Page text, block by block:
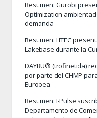
Resumen: Gurobi
Optimization
demanda
Resumen: HTEC
Lakebase durante la
DAYBU® (trofinetida)
por parte del CHMP
Europea
Resumen: I-Pulse
Departamento de